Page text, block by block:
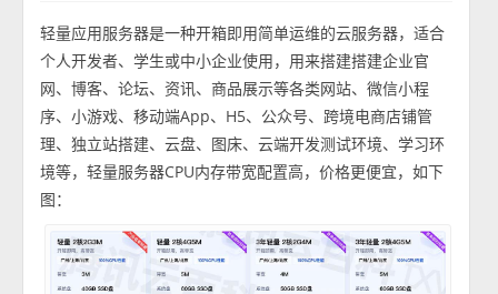
轻量应用服务器是一种开箱即用简单运维的云服务器，适合
个人开发者、学生或中小企业使用，用来搭建搭建企业官
网、博客、论坛、资讯、商品展示等各类网站、微信小程
序、小游戏、移动端App、H5、公众号、跨境电商店铺管
理、独立站搭建、云盘、图床、云端开发测试环境、学习环
境等，轻量服务器CPU内存带宽配置高，价格更便宜，如下
图：